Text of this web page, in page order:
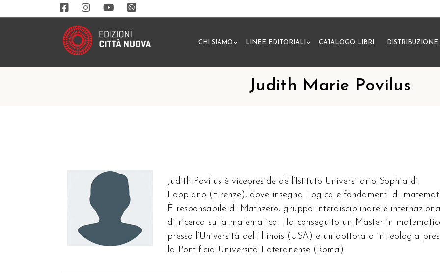
CHI SIAMO LINEE EDITORIALI CATALOGO LIBRI DISTRIBUZIONE
Judith Marie Povilus
Judith Povilus è vicepreside dell’Istituto Universitario Sophia di
Loppiano (Firenze), dove insegna Logica e fondamenti di
È responsabile di Mathzero, gruppo interdisciplinare e
di ricerca sulla matematica. Ha conseguito un Master in
presso l’Università dell’Illinois (USA) e un dottorato in teologia
la Pontificia Università Lateranense (Roma).